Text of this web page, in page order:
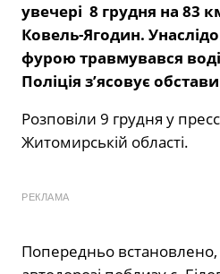
увечері 8 грудня на 83
Ковель-Ягодин.
фурою травмувався
Поліція з’ясовує
Розповіли 9 грудня у
Житомирській області.
РЕКЛАМА
Попередньо